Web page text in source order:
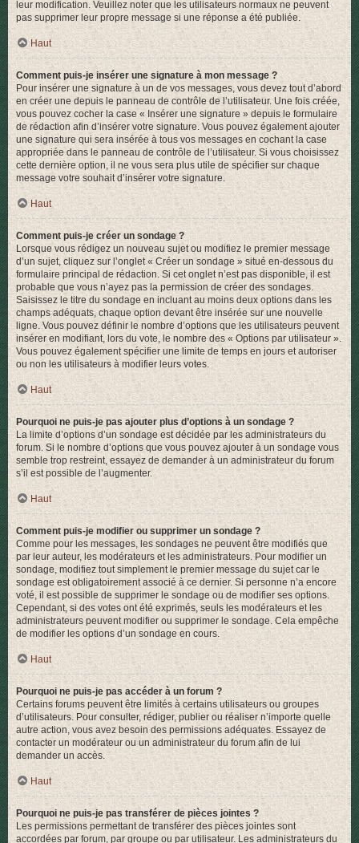
leur modification. Veuillez noter que les utilisateurs normaux ne peuvent
pas supprimer leur propre message si une réponse a été publiée.
Haut
Comment puis-je insérer une signature à mon message ?
Pour insérer une signature à un de vos messages, vous devez tout d’abord
en créer une depuis le panneau de contrôle de l’utilisateur. Une fois créée,
vous pouvez cocher la case « Insérer une signature » depuis le formulaire
de rédaction afin d’insérer votre signature. Vous pouvez également ajouter
une signature qui sera insérée à tous vos messages en cochant la case
appropriée dans le panneau de contrôle de l’utilisateur. Si vous choisissez
cette dernière option, il ne vous sera plus utile de spécifier sur chaque
message votre souhait d’insérer votre signature.
Haut
Comment puis-je créer un sondage ?
Lorsque vous rédigez un nouveau sujet ou modifiez le premier message
d’un sujet, cliquez sur l’onglet « Créer un sondage » situé en-dessous du
formulaire principal de rédaction. Si cet onglet n’est pas disponible, il est
probable que vous n’ayez pas la permission de créer des sondages.
Saisissez le titre du sondage en incluant au moins deux options dans les
champs adéquats, chaque option devant être insérée sur une nouvelle
ligne. Vous pouvez définir le nombre d’options que les utilisateurs peuvent
insérer en modifiant, lors du vote, le nombre des « Options par utilisateur ».
Vous pouvez également spécifier une limite de temps en jours et autoriser
ou non les utilisateurs à modifier leurs votes.
Haut
Pourquoi ne puis-je pas ajouter plus d’options à un sondage ?
La limite d’options d’un sondage est décidée par les administrateurs du
forum. Si le nombre d’options que vous pouvez ajouter à un sondage vous
semble trop restreint, essayez de demander à un administrateur du forum
s’il est possible de l’augmenter.
Haut
Comment puis-je modifier ou supprimer un sondage ?
Comme pour les messages, les sondages ne peuvent être modifiés que
par leur auteur, les modérateurs et les administrateurs. Pour modifier un
sondage, modifiez tout simplement le premier message du sujet car le
sondage est obligatoirement associé à ce dernier. Si personne n’a encore
voté, il est possible de supprimer le sondage ou de modifier ses options.
Cependant, si des votes ont été exprimés, seuls les modérateurs et les
administrateurs peuvent modifier ou supprimer le sondage. Cela empêche
de modifier les options d’un sondage en cours.
Haut
Pourquoi ne puis-je pas accéder à un forum ?
Certains forums peuvent être limités à certains utilisateurs ou groupes
d’utilisateurs. Pour consulter, rédiger, publier ou réaliser n’importe quelle
autre action, vous avez besoin des permissions adéquates. Essayez de
contacter un modérateur ou un administrateur du forum afin de lui
demander un accès.
Haut
Pourquoi ne puis-je pas transférer de pièces jointes ?
Les permissions permettant de transférer des pièces jointes sont
accordées par forum, par groupe ou par utilisateur. Les administrateurs du